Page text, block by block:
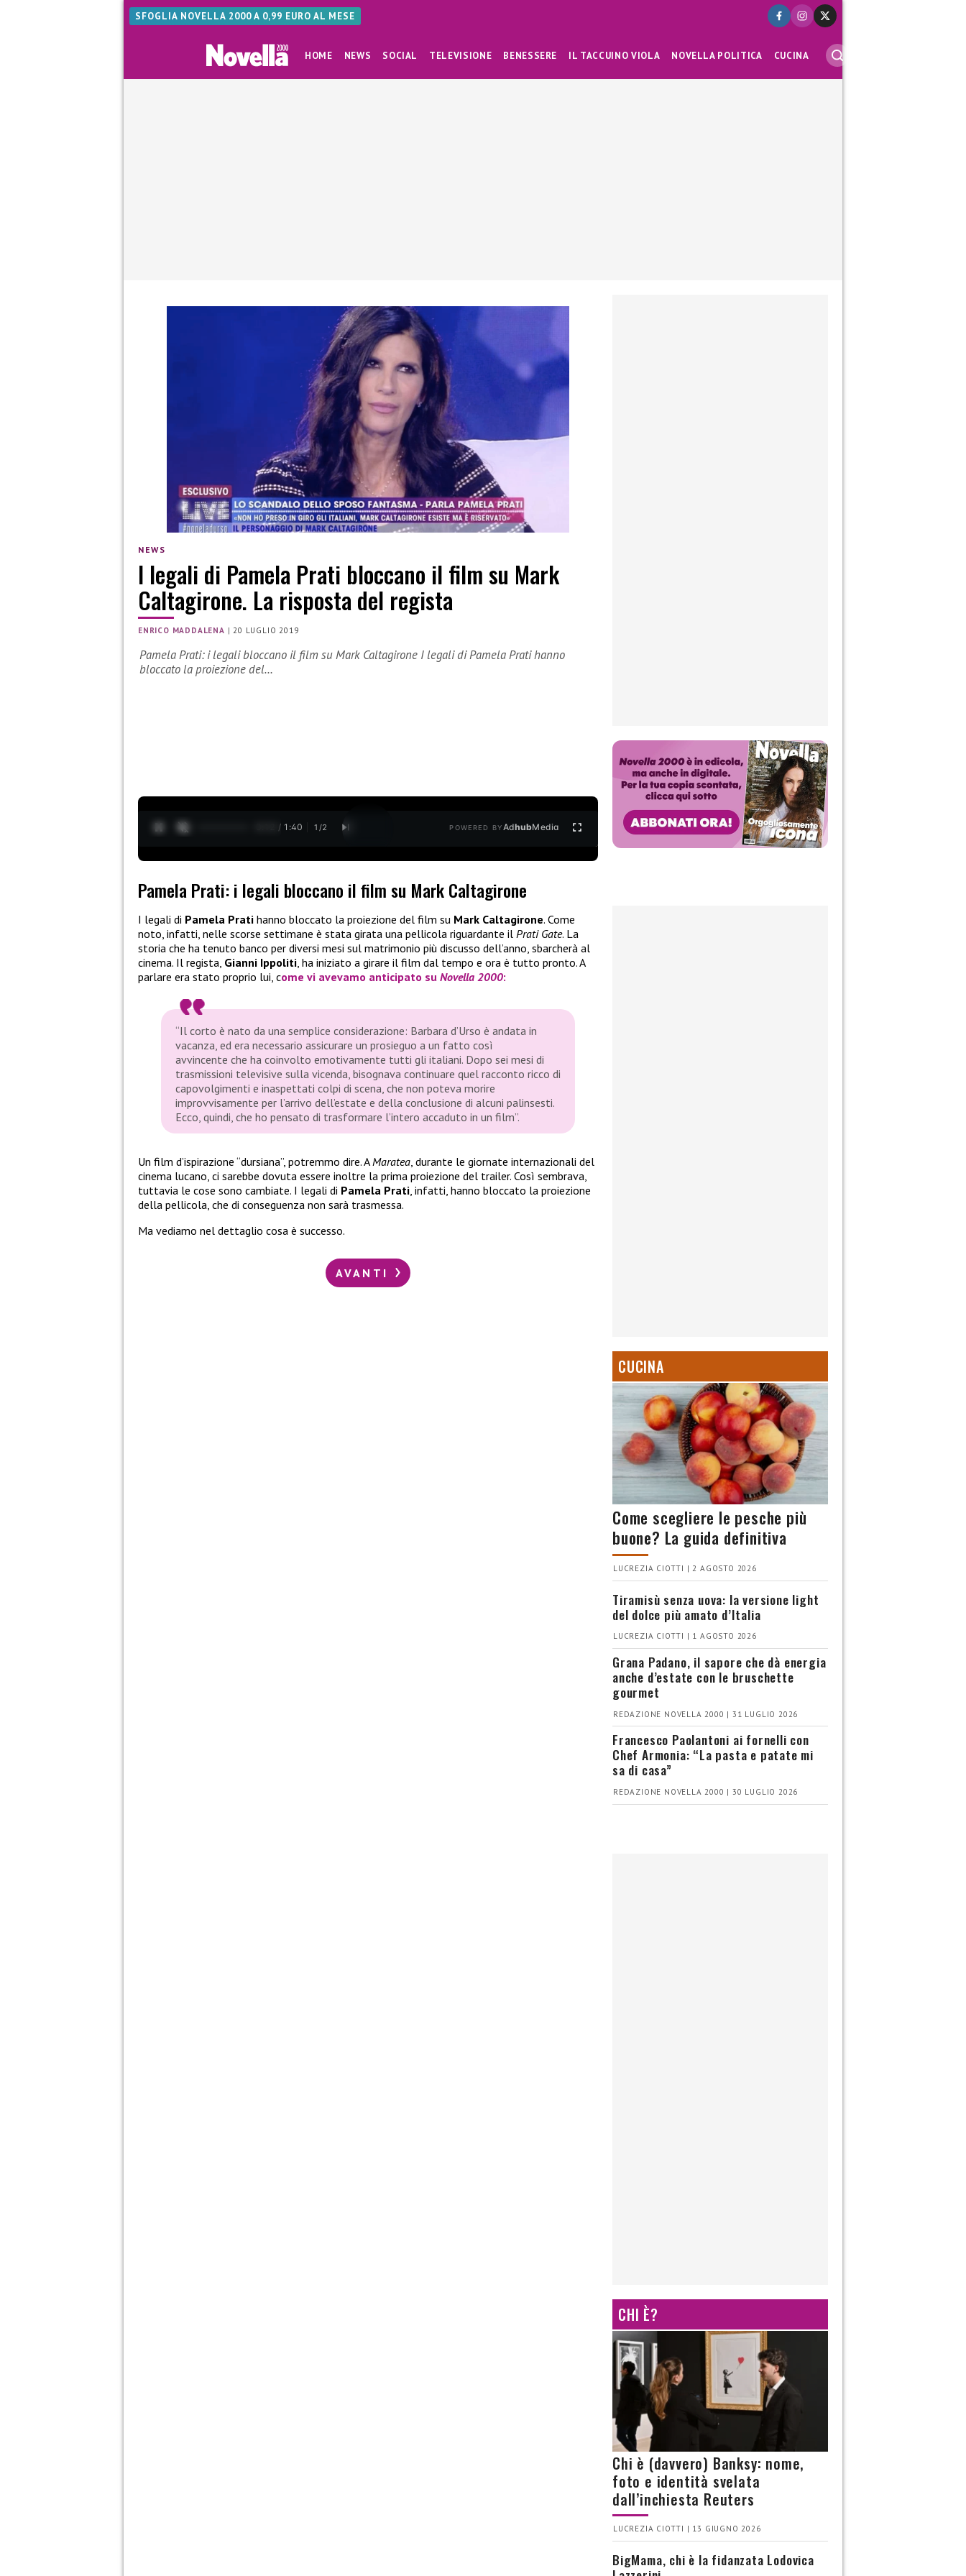
SFOGLIA NOVELLA 2000 A 0,99 EURO AL MESE
HOME NEWS SOCIAL TELEVISIONE BENESSERE IL TACCUINO VIOLA NOVELLA POLITICA CUCINA
NEWS
I legali di Pamela Prati bloccano il film su Mark
Caltagirone. La risposta del regista
ENRICO MADDALENA |20 LUGLIO 2019
Pamela Prati: i legali bloccano il film su Mark Caltagirone I legali di Pamela Prati hanno
bloccato la proiezione del…
0:13 / 1:40 1 /2 POWERED BYAdhubMedia
Pamela Prati: i legali bloccano il film su Mark Caltagirone
I legali di Pamela Prati hanno bloccato la proiezione del film su Mark Caltagirone. Come
noto, infatti, nelle scorse settimane è stata girata una pellicola riguardante il Prati Gate. La
storia che ha tenuto banco per diversi mesi sul matrimonio più discusso dell’anno, sbarcherà al
cinema. Il regista, Gianni Ippoliti, ha iniziato a girare il film dal tempo e ora è tutto pronto. A
parlare era stato proprio lui, come vi avevamo anticipato su Novella 2000:
“Il corto è nato da una semplice considerazione: Barbara d’Urso è andata in
vacanza, ed era necessario assicurare un prosieguo a un fatto così
avvincente che ha coinvolto emotivamente tutti gli italiani. Dopo sei mesi di
trasmissioni televisive sulla vicenda, bisognava continuare quel racconto ricco di
capovolgimenti e inaspettati colpi di scena, che non poteva morire
improvvisamente per l’arrivo dell’estate e della conclusione di alcuni palinsesti.
Ecco, quindi, che ho pensato di trasformare l’intero accaduto in un film”.
Un film d’ispirazione “dursiana”, potremmo dire. AMaratea, durante le giornate internazionali del
cinema lucano, ci sarebbe dovuta essere inoltre la prima proiezione del trailer. Così sembrava,
tuttavia le cose sono cambiate. I legali di Pamela Prati, infatti, hanno bloccato la proiezione
della pellicola, che di conseguenza non sarà trasmessa.
Ma vediamo nel dettaglio cosa è successo.
AVANTI
CUCINA
Come scegliere le pesche più
buone? La guida definitiva
LUCREZIA CIOTTI | 2 AGOSTO 2026
Tiramisù senza uova: la versione light
del dolce più amato d’Italia
LUCREZIA CIOTTI | 1 AGOSTO 2026
Grana Padano, il sapore che dà energia
anche d’estate con le bruschette
gourmet
REDAZIONE NOVELLA 2000 | 31 LUGLIO 2026
Francesco Paolantoni ai fornelli con
Chef Armonia: “La pasta e patate mi
sa di casa”
REDAZIONE NOVELLA 2000 | 30 LUGLIO 2026
CHI È?
Chi è (davvero) Banksy: nome,
foto e identità svelata
dall’inchiesta Reuters
LUCREZIA CIOTTI | 13 GIUGNO 2026
BigMama, chi è la fidanzata Lodovica